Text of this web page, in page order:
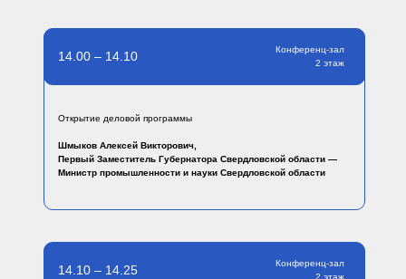
Конференц-зал
2 этаж
Открытие деловой программы
Шмыков Алексей Викторович,
Первый Заместитель Губернатора Свердловской области —
Министр промышленности и науки Свердловской области
14.00 – 14.10
Конференц-зал
2 этаж
14.10 – 14.25